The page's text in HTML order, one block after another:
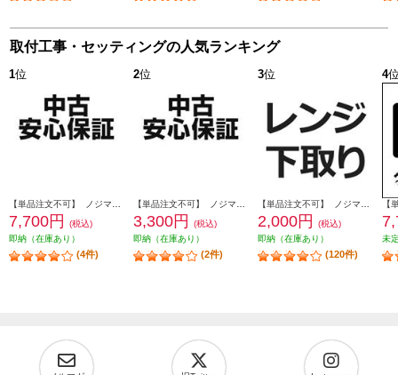
取付工事・セッティングの人気ランキング
1位
7,700円
(税込)
即納（在庫あり）
(4件)
2位
3,300円
(税込)
即納（在庫あり）
(2件)
3位
2,000円
(税込)
即納（在庫あり）
(120件)
4
未